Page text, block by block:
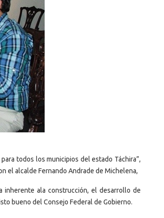
todos los municipios del estado Táchira”,
el alcalde Fernando Andrade de Michelena,
inherente ala construcción, el desarrollo de
bueno del Consejo Federal de Gobierno.